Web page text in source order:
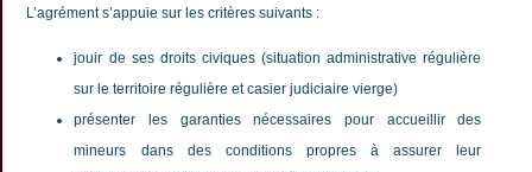
L’agrément s’appuie sur les critères suivants :
jouir de ses droits civiques (situation administrative régulière
sur le territoire régulière et casier judiciaire vierge)
présenter les garanties nécessaires pour accueillir des
mineurs dans des conditions propres à assurer leur